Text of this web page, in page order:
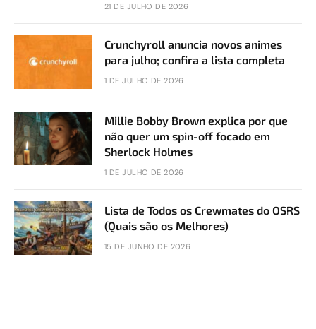
21 DE JULHO DE 2026
Crunchyroll anuncia novos animes
para julho; confira a lista completa
1 DE JULHO DE 2026
Millie Bobby Brown explica por que
não quer um spin-off focado em
Sherlock Holmes
1 DE JULHO DE 2026
Lista de Todos os Crewmates do OSRS
(Quais são os Melhores)
15 DE JUNHO DE 2026